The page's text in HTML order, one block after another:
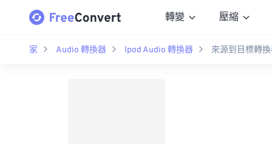
轉變 壓縮
家 Audio 轉換器 Ipod Audio 轉換器 來源到目標轉